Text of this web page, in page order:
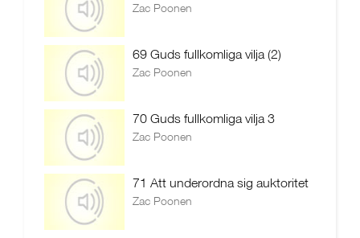
Zac Poonen
69 Guds fullkomliga vilja (2)
Zac Poonen
70 Guds fullkomliga vilja 3
Zac Poonen
71 Att underordna sig auktoritet
Zac Poonen